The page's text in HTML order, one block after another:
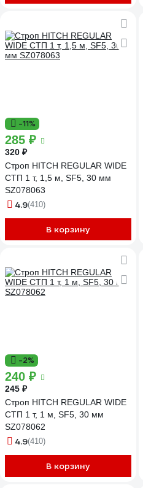
-11%
285 ₽
320 ₽
Строп HITCH REGULAR WIDE
СТП 1 т, 1,5 м, SF5, 30 мм
SZ078063
4.9(410)
В корзину
-2%
240 ₽
245 ₽
Строп HITCH REGULAR WIDE
СТП 1 т, 1 м, SF5, 30 мм
SZ078062
4.9(410)
В корзину